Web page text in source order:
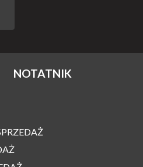
NOTATNIK